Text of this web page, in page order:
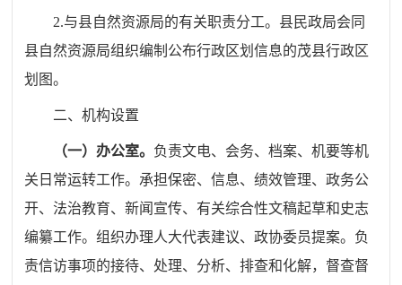
2.与县自然资源局的有关职责分工。县民政局会同
县自然资源局组织编制公布行政区划信息的茂县行政区
划图。
二、机构设置
（一）办公室。 负责文电、会务、档案、机要等机
关日常运转工作。承担保密、信息、绩效管理、政务公
开、法治教育、新闻宣传、有关综合性文稿起草和史志
编纂工作。组织办理人大代表建议、政协委员提案。负
责信访事项的接待、处理、分析、排查和化解，督查督